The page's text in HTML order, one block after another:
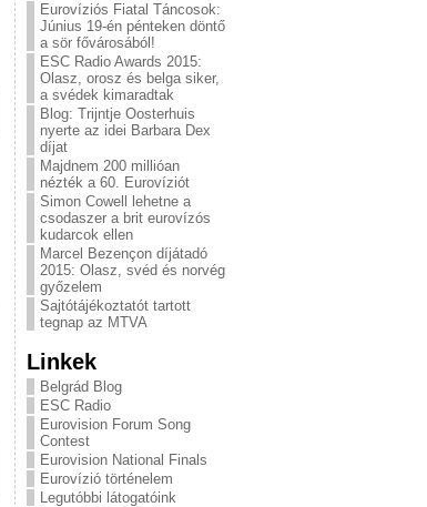
Eurovíziós Fiatal Táncosok:
Június 19-én pénteken döntő
a sör fővárosából!
ESC Radio Awards 2015:
Olasz, orosz és belga siker,
a svédek kimaradtak
Blog: Trijntje Oosterhuis
nyerte az idei Barbara Dex
díjat
Majdnem 200 millióan
nézték a 60. Eurovíziót
Simon Cowell lehetne a
csodaszer a brit eurovízós
kudarcok ellen
Marcel Bezençon díjátadó
2015: Olasz, svéd és norvég
győzelem
Sajtótájékoztatót tartott
tegnap az MTVA
Linkek
Belgrád Blog
ESC Radio
Eurovision Forum Song
Contest
Eurovision National Finals
Eurovízió történelem
Legutóbbi látogatóink